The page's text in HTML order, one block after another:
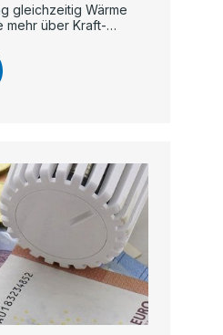
gleichzeitig Wärme
mehr über Kraft-